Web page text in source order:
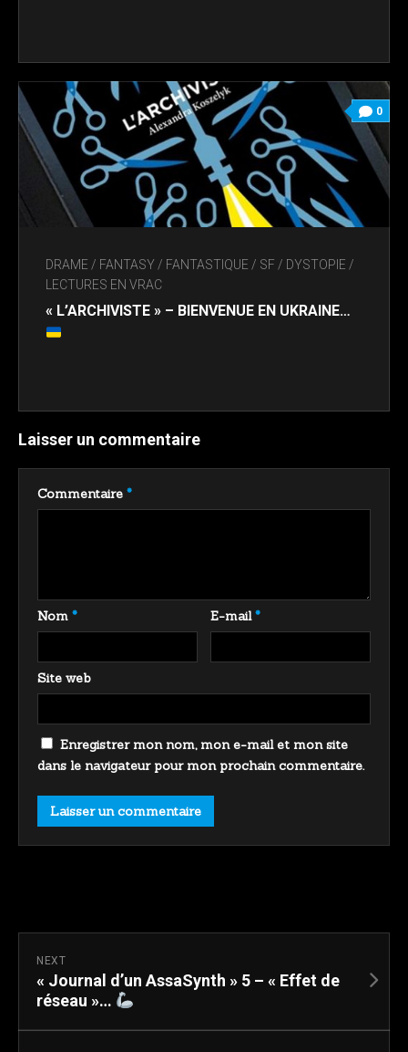
0
DRAME / FANTASY / FANTASTIQUE / SF / DYSTOPIE /
LECTURES EN VRAC
« L’ARCHIVISTE » – BIENVENUE EN UKRAINE…
Laisser un commentaire
Commentaire *
Nom * E-mail*
Site web
Enregistrer mon nom, mon e-mail et mon site
dans le navigateur pour mon prochain commentaire.
NEXT
« Journal d’un AssaSynth » 5 – « Effet de
réseau »…